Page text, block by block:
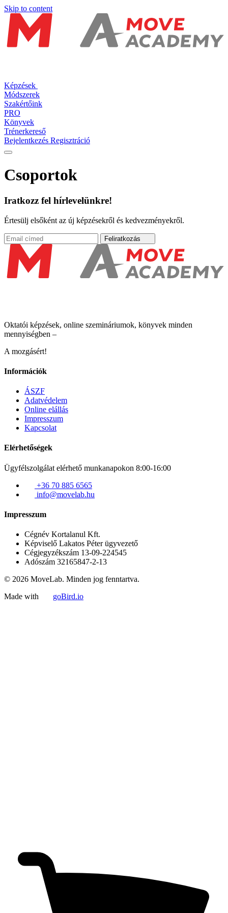
Skip to content
Képzések
Módszerek
Szakértőink
PRO
Könyvek
Trénerkereső
Bejelentkezés Regisztráció
Csoportok
Iratkozz fel hírlevelünkre!
Értesülj elsőként az új képzésekről és kedvezményekről.
Feliratkozás
Oktatói képzések, online szemináriumok, könyvek minden
mennyiségben –
A mozgásért!
Információk
ÁSZF
Adatvédelem
Online elállás
Impresszum
Kapcsolat
Elérhetőségek
Ügyfélszolgálat elérhető munkanapokon 8:00-16:00
+36 70 885 6565
info@movelab.hu
Impresszum
Cégnév Kortalanul Kft.
Képviselő Lakatos Péter ügyvezető
Cégjegyzékszám 13-09-224545
Adószám 32165847-2-13
© 2026 MoveLab. Minden jog fenntartva.
Made with
goBird.io